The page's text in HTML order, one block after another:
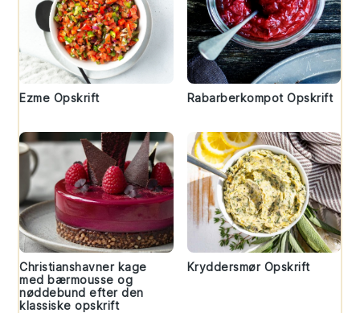
Ezme Opskrift Rabarberkompot Opskrift
Christianshavner kage
med bærmousse og
nøddebund efter den
klassiske opskrift
Kryddersmør Opskrift